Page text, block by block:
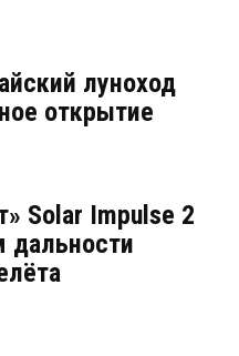
луноход
открытие
Solar Impulse 2
дальности